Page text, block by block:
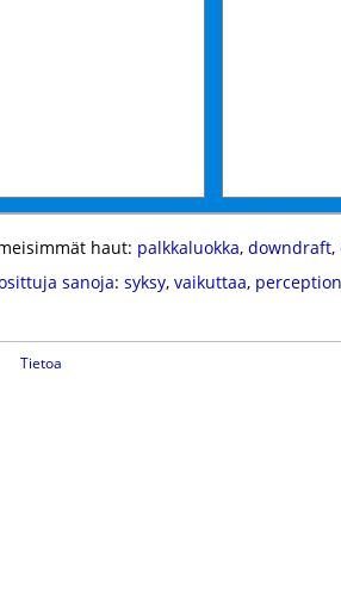
haut: palkkaluokka, downdraft,
sanoja: syksy, vaikuttaa, perception
Tietoa